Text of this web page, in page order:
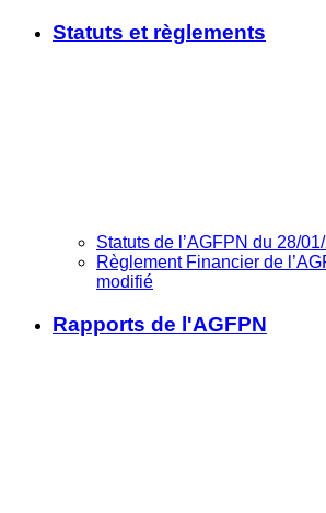
Statuts et règlements
Statuts de l’AGFPN du 28/
Règlement Financier de
modifié
Rapports de l'AGFPN